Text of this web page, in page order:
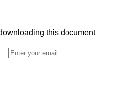
this document